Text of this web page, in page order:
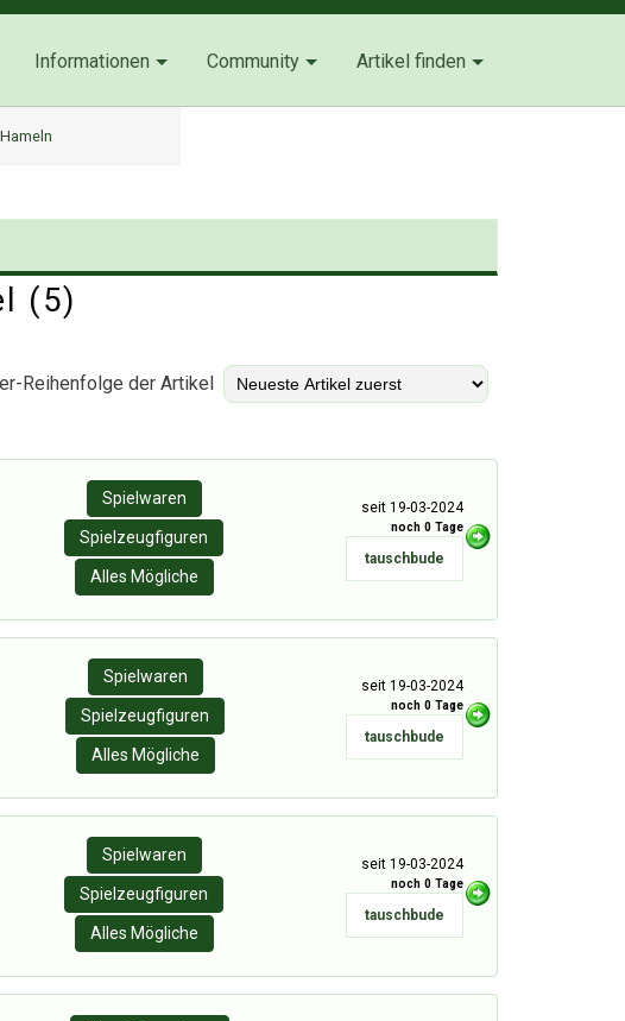
Informationen Community Artikel finden
(5)
Reihenfolge der Artikel
Spielwaren
Spielzeugfiguren
Alles Mögliche
seit 19-03-2024
noch 0 Tage
tauschbude
Spielwaren
Spielzeugfiguren
Alles Mögliche
seit 19-03-2024
noch 0 Tage
tauschbude
Spielwaren
Spielzeugfiguren
Alles Mögliche
seit 19-03-2024
noch 0 Tage
tauschbude